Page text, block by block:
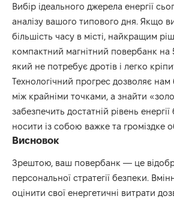
Вибір ідеального джерела енергії
аналізу вашого типового дня. Якщо
більшість часу в місті, найкращим
компактний магнітний повербанк
який не потребує дротів і легко
Технологічний прогрес дозволяє
між крайніми точками, а знайти
забезпечить достатній рівень енергії
носити із собою важке та громіздке
Висновок
Зрештою, ваш повербанк — це
персональної стратегії безпеки.
оцінити свої енергетичні витрати